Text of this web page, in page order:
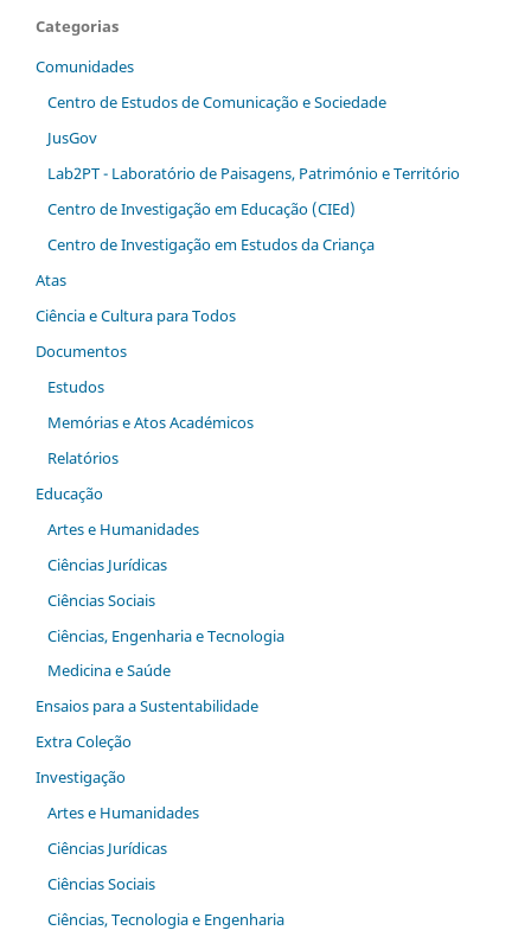
Categorias
Comunidades
Centro de Estudos de Comunicação e Sociedade
JusGov
Lab2PT - Laboratório de Paisagens, Património e Território
Centro de Investigação em Educação (CIEd)
Centro de Investigação em Estudos da Criança
Atas
Ciência e Cultura para Todos
Documentos
Estudos
Memórias e Atos Académicos
Relatórios
Educação
Artes e Humanidades
Ciências Jurídicas
Ciências Sociais
Ciências, Engenharia e Tecnologia
Medicina e Saúde
Ensaios para a Sustentabilidade
Extra Coleção
Investigação
Artes e Humanidades
Ciências Jurídicas
Ciências Sociais
Ciências, Tecnologia e Engenharia